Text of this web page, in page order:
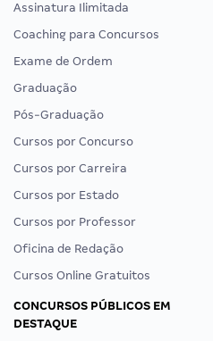
Assinatura Ilimitada
Coaching para Concursos
Exame de Ordem
Graduação
Pós-Graduação
Cursos por Concurso
Cursos por Carreira
Cursos por Estado
Cursos por Professor
Oficina de Redação
Cursos Online Gratuitos
CONCURSOS PÚBLICOS EM
DESTAQUE